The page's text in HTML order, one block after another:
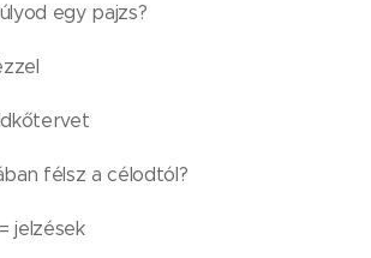
egy pajzs?
félsz a célodtól?
jelzések